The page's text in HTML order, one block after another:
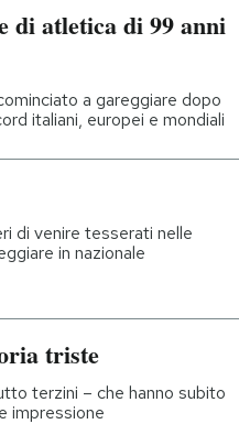
di atletica di 99 anni
a gareggiare dopo
italiani, europei e mondiali
di venire tesserati nelle
in nazionale
triste
terzini – che hanno subito
impressione